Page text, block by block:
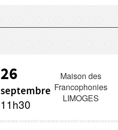
26
septembre
11h30
Maison des
Francophonies
LIMOGES